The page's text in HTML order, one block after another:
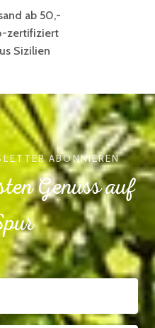
ab 50,-
zertifiziert
Sizilien
ABONNIEREN
Genuss auf